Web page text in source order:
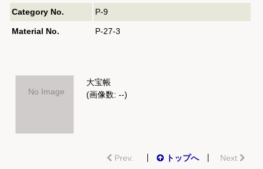
Category No. P-9
Material No. P-27-3
No Image
大宝帳
(画像数: --)
Prev. トップへ Next